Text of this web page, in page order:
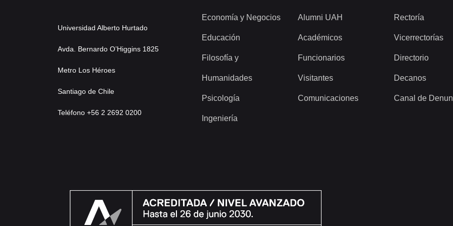
Universidad Alberto Hurtado
Avda. Bernardo O’Higgins 1825
Metro Los Héroes
Santiago de Chile
Teléfono +56 2 2692 0200
Economía y Negocios
Educación
Filosofía y
Humanidades
Psicología
Ingeniería
Alumni UAH
Académicos
Funcionarios
Visitantes
Comunicaciones
Rectoría
Vicerrectorías
Directorio
Decanos
Canal de